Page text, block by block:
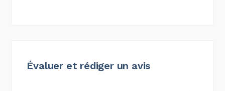
Évaluer et rédiger un avis